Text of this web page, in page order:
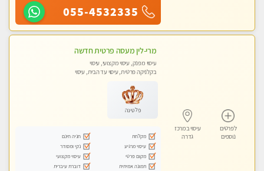
055-4532335
לפרטים
נוספים
עיסוי במרכז
גדרה
מרי-לין מעסה פרטית חדשה
עיסוי מפנק, עיסוי מקצועי, עיסוי
בקלניקה פרטית, עיסוי עד הבית, עיסוי
פלטינה
מקלחת
חניה חינם
עיסוי מרגיע
נקי ומסודר
מקום פרטי
עיסוי מקצועי
תמונה אמיתית
דוברת עיברית